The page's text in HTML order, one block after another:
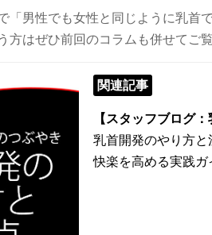
「男性でも女性と同じように乳首
方はぜひ前回のコラムも併せてご
関連記事
【スタッフブログ
乳首開発のやり方と
快楽を高める実践ガ